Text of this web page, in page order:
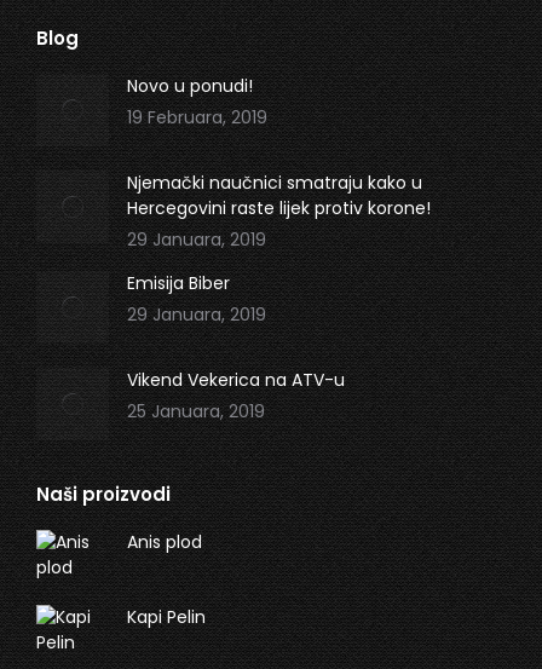
page
opens
in
new
window
page
opens
in
new
window
Blog
Novo u ponudi!
19 Februara, 2019
Njemački naučnici smatraju kako u
Hercegovini raste lijek protiv korone!
29 Januara, 2019
Emisija Biber
29 Januara, 2019
Vikend Vekerica na ATV-u
25 Januara, 2019
Naši proizvodi
Anis plod
Kapi Pelin